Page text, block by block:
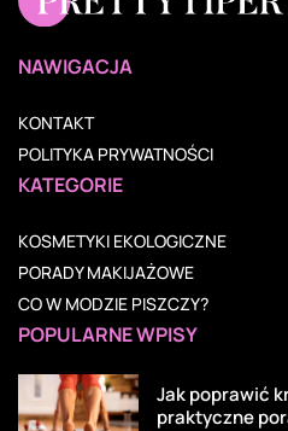
NAWIGACJA
KONTAKT
POLITYKA PRYWATNOŚCI
KATEGORIE
KOSMETYKI EKOLOGICZNE
PORADY MAKIJAŻOWE
CO W MODZIE PISZCZY?
POPULARNE WPISY
Jak poprawić
praktyczne